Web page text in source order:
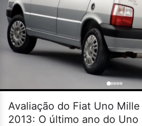
Avaliação do Fiat Uno
2013: O último ano do Uno